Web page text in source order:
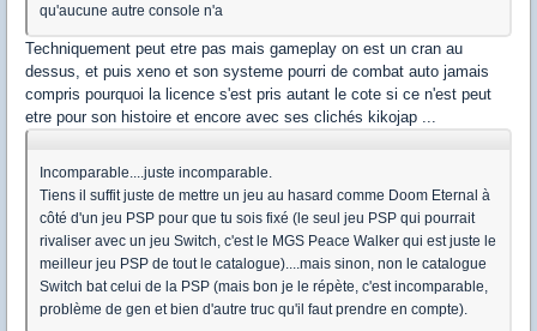
qu'aucune autre console n'a
Techniquement peut etre pas mais gameplay on est un cran au
dessus, et puis xeno et son systeme pourri de combat auto jamais
compris pourquoi la licence s'est pris autant le cote si ce n'est peut
etre pour son histoire et encore avec ses clichés kikojap ...
Incomparable....juste incomparable.
Tiens il suffit juste de mettre un jeu au hasard comme Doom Eternal à
côté d'un jeu PSP pour que tu sois fixé (le seul jeu PSP qui pourrait
rivaliser avec un jeu Switch, c'est le MGS Peace Walker qui est juste le
meilleur jeu PSP de tout le catalogue)....mais sinon, non le catalogue
Switch bat celui de la PSP (mais bon je le répète, c'est incomparable,
problème de gen et bien d'autre truc qu'il faut prendre en compte).